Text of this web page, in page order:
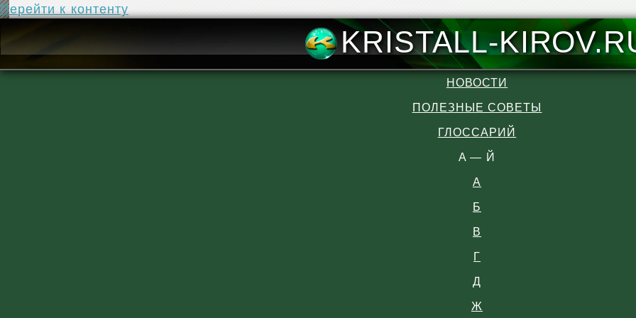
Перейти к контенту
KRISTALL-
НОВОСТИ
ПОЛЕЗНЫЕ СОВЕТЫ
ГЛОССАРИЙ
A — Й
А
Б
В
Г
Д
Ж